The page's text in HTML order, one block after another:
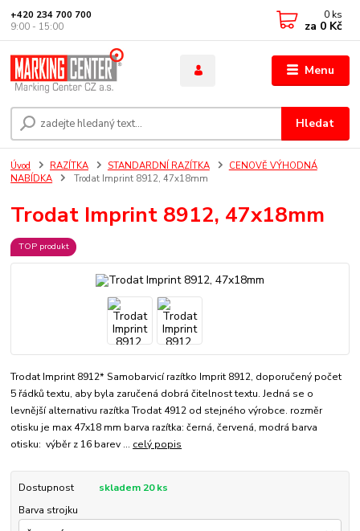
Menu
Hledat
+420 234 700 700
9:00 - 15:00
0 ks
za 0 Kč
Úvod RAZÍTKA STANDARDNÍ RAZÍTKA
CENOVĚ VÝHODNÁ
NABÍDKA
Trodat Imprint 8912, 47x18mm
Trodat Imprint 8912, 47x18mm
TOP produkt
Trodat Imprint 8912* Samobarvicí razítko Imprit 8912, doporučený počet
5 řádků textu, aby byla zaručená dobrá čitelnost textu. Jedná se o
levnější alternativu razítka Trodat 4912 od stejného výrobce. rozměr
otisku je max 47x18 mm barva razítka: černá, červená, modrá barva
otisku: výběr z 16 barev ... celý popis
Dostupnost
skladem 20 ks
Barva strojku